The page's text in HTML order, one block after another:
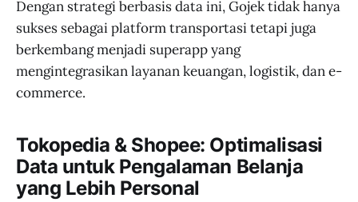
Dengan strategi berbasis data ini, Gojek tidak hanya
sukses sebagai platform transportasi tetapi juga
berkembang menjadi superapp yang
mengintegrasikan layanan keuangan, logistik, dan e-
commerce.
Tokopedia & Shopee: Optimalisasi
Data untuk Pengalaman Belanja
yang Lebih Personal